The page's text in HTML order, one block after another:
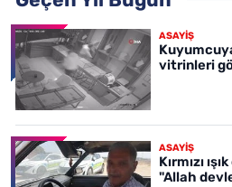
ASAYİŞ
vitrinleri
ASAYİŞ
Kırmızı
"Allah